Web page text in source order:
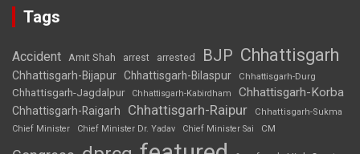
Tags
Accident Amit Shah arrest arrested BJP Chhattisgarh
Chhattisgarh-Bijapur Chhattisgarh-Bilaspur Chhattisgarh-Durg
Chhattisgarh-Jagdalpur Chhattisgarh-Kabirdham Chhattisgarh-Korba
Chhattisgarh-Raigarh Chhattisgarh-Raipur
Chhattisgarh-Sukma
Chief Minister
Chief Minister Dr. Yadav Chief Minister Sai CM